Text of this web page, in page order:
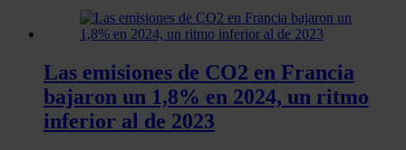
Las emisiones de CO2 en Francia
bajaron un 1,8% en 2024, un ritmo
inferior al de 2023